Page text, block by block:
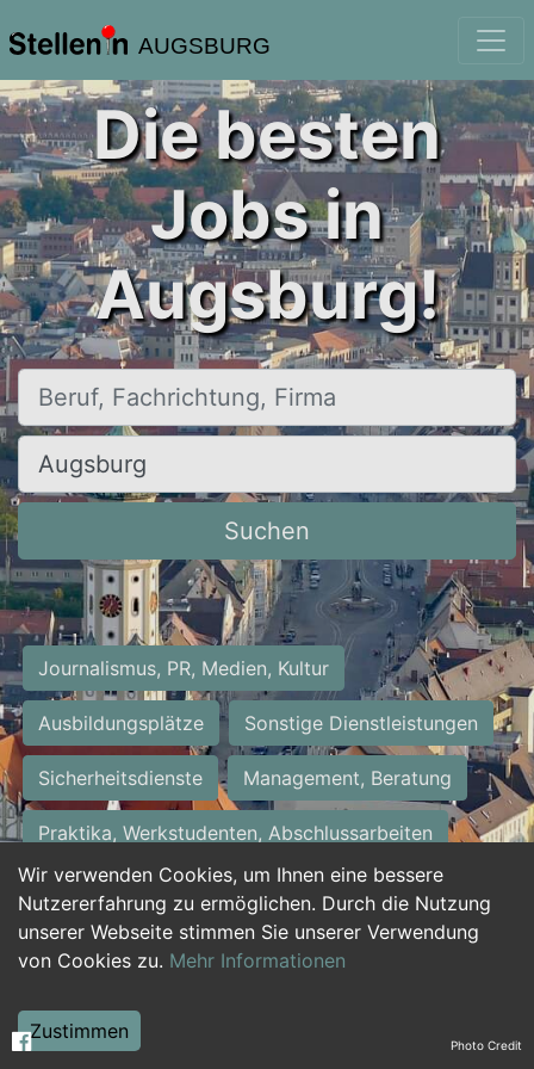
AUGSBURG
Wir verwenden Cookies, um Ihnen eine bessere
Nutzererfahrung zu ermöglichen. Durch die Nutzung
unserer Webseite stimmen Sie unserer Verwendung
von Cookies zu. Mehr Informationen
Zustimmen
Die besten
Jobs in
Augsburg!
Beruf, Fachrichtung, Firma
Ort, Stadt
Suchen
Journalismus, PR, Medien, Kultur
Ausbildungsplätze Sonstige Dienstleistungen
Sicherheitsdienste Management, Beratung
Praktika, Werkstudenten, Abschlussarbeiten
Personalwesen Assistenz, Sekretariat
Hilfskräfte, Aushilfs- und Nebenjobs
Weiterbildung, Studium, duale Ausbildung Photo Credit